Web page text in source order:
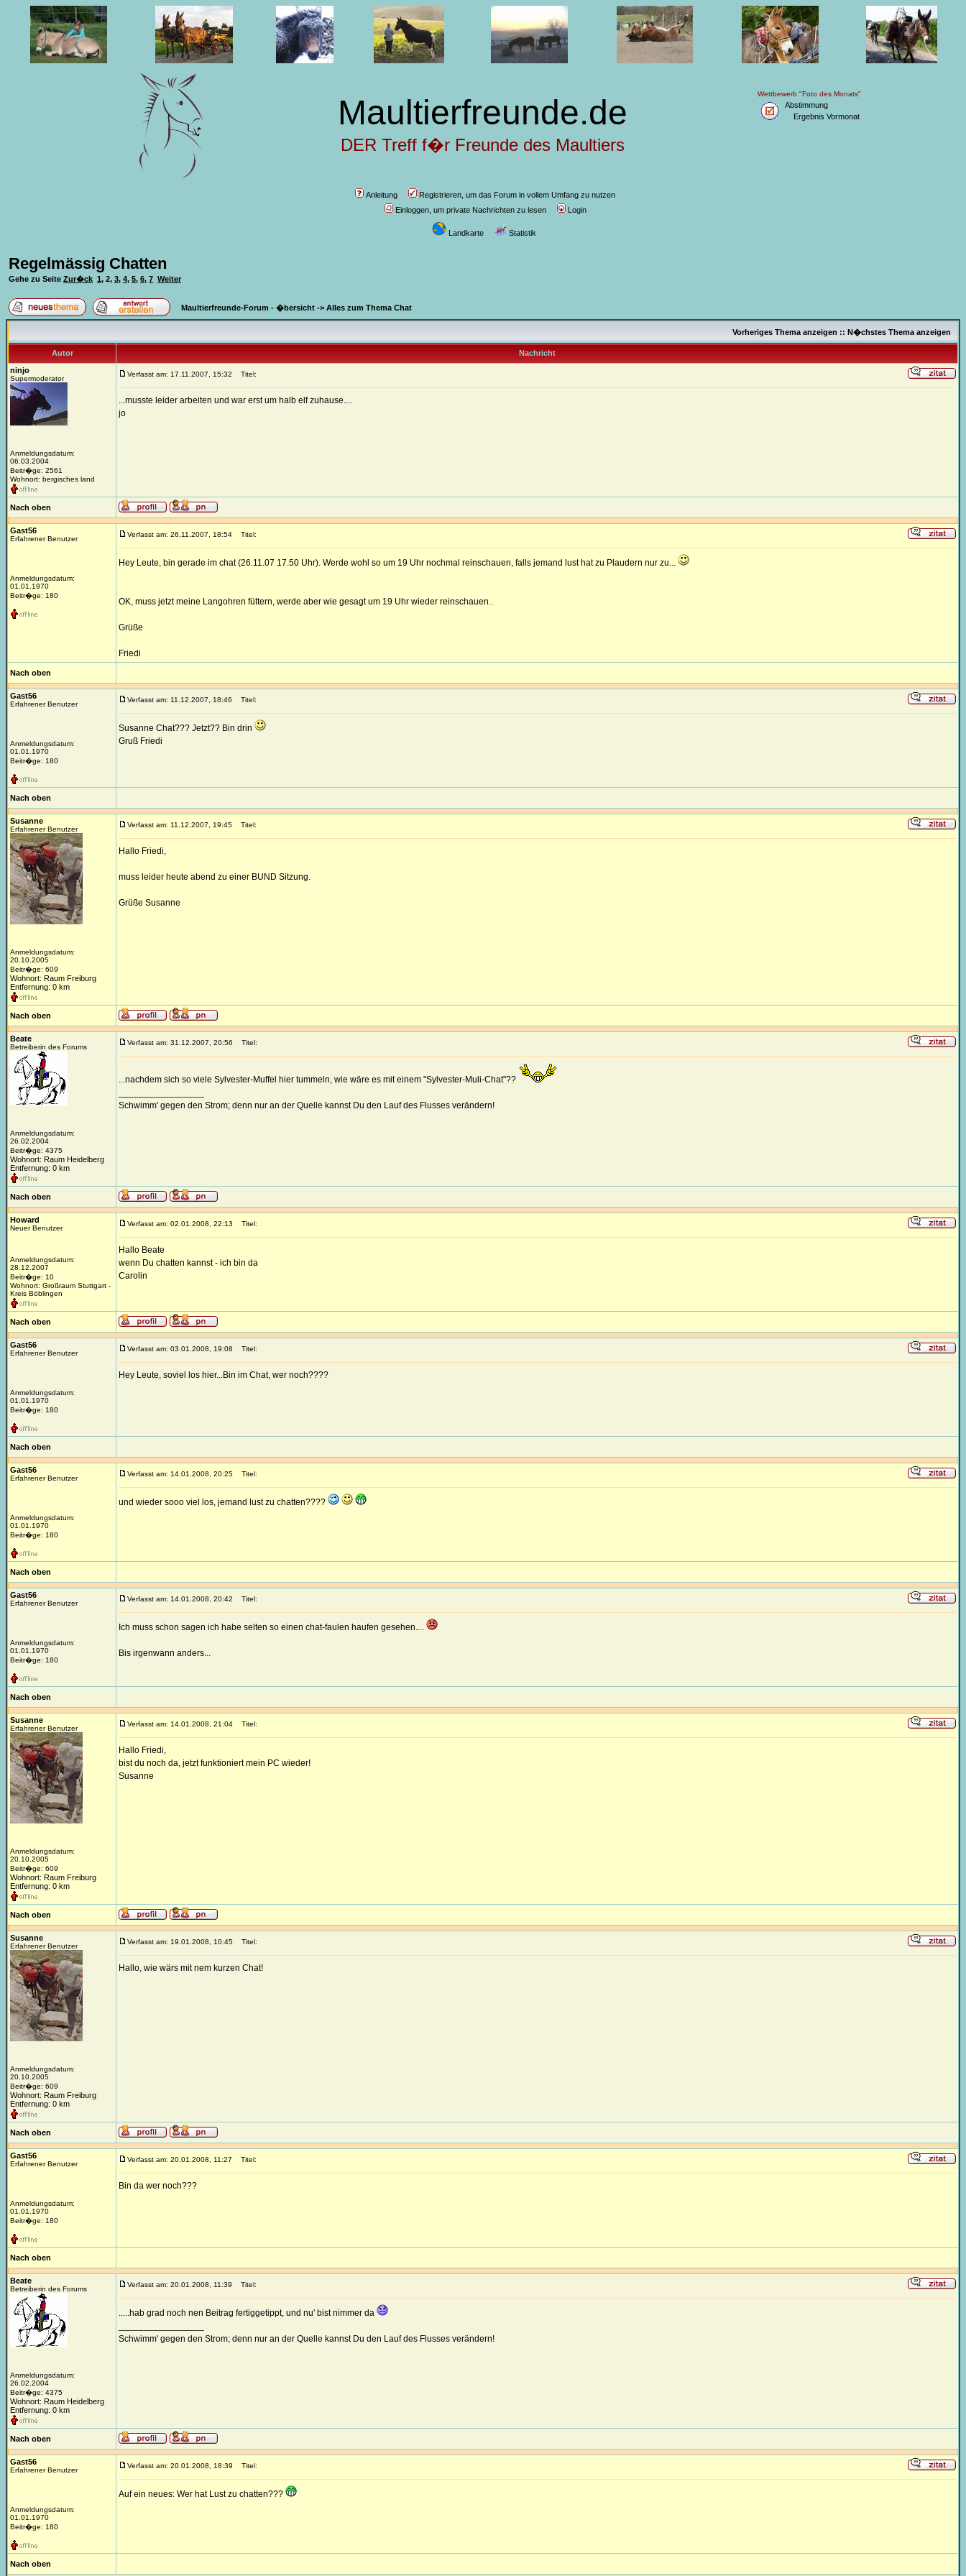
Maultierfreunde.de
DER Treff f�r Freunde des Maultiers
Wettbewerb "Foto des Monats"
Abstimmung
Ergebnis Vormonat
Anleitung
Registrieren, um das Forum in vollem Umfang zu nutzen
Einloggen, um private Nachrichten zu lesen
Login
Landkarte Statistik
Regelmässig Chatten
Gehe zu Seite Zur�ck 1, 2, 3, 4, 5, 6, 7 Weiter
Maultierfreunde-Forum - �bersicht -> Alles zum Thema Chat
Vorheriges Thema anzeigen :: N�chstes Thema anzeigen
Autor
Nachricht
ninjo
Supermoderator
Anmeldungsdatum:
06.03.2004
Beitr�ge: 2561
Wohnort: bergisches land
Verfasst am: 17.11.2007, 15:32 Titel:
...musste leider arbeiten und war erst um halb elf zuhause....
jo
Nach oben
Gast56
Erfahrener Benutzer
Anmeldungsdatum:
01.01.1970
Beitr�ge: 180
Verfasst am: 26.11.2007, 18:54 Titel:
Hey Leute, bin gerade im chat (26.11.07 17.50 Uhr). Werde wohl so um 19 Uhr nochmal reinschauen, falls jemand lust hat zu Plaudern nur zu...
OK, muss jetzt meine Langohren füttern, werde aber wie gesagt um 19 Uhr wieder reinschauen..
Grüße
Friedi
Nach oben
Gast56
Erfahrener Benutzer
Anmeldungsdatum:
01.01.1970
Beitr�ge: 180
Verfasst am: 11.12.2007, 18:46 Titel:
Susanne Chat??? Jetzt?? Bin drin
Gruß Friedi
Nach oben
Susanne
Erfahrener Benutzer
Anmeldungsdatum:
20.10.2005
Beitr�ge: 609
Wohnort: Raum Freiburg
Entfernung: 0 km
Verfasst am: 11.12.2007, 19:45 Titel:
Hallo Friedi,
muss leider heute abend zu einer BUND Sitzung.
Grüße Susanne
Nach oben
Beate
Betreiberin des Forums
Anmeldungsdatum:
26.02.2004
Beitr�ge: 4375
Wohnort: Raum Heidelberg
Entfernung: 0 km
Verfasst am: 31.12.2007, 20:56 Titel:
...nachdem sich so viele Sylvester-Muffel hier tummeln, wie wäre es mit einem "Sylvester-Muli-Chat"??
Schwimm' gegen den Strom; denn nur an der Quelle kannst Du den Lauf des Flusses verändern!
Nach oben
Howard
Neuer Benutzer
Anmeldungsdatum:
28.12.2007
Beitr�ge: 10
Wohnort: Großraum Stuttgart -
Kreis Böblingen
Verfasst am: 02.01.2008, 22:13 Titel:
Hallo Beate
wenn Du chatten kannst - ich bin da
Carolin
Nach oben
Gast56
Erfahrener Benutzer
Anmeldungsdatum:
01.01.1970
Beitr�ge: 180
Verfasst am: 03.01.2008, 19:08 Titel:
Hey Leute, soviel los hier...Bin im Chat, wer noch????
Nach oben
Gast56
Erfahrener Benutzer
Anmeldungsdatum:
01.01.1970
Beitr�ge: 180
Verfasst am: 14.01.2008, 20:25 Titel:
und wieder sooo viel los, jemand lust zu chatten????
Nach oben
Gast56
Erfahrener Benutzer
Anmeldungsdatum:
01.01.1970
Beitr�ge: 180
Verfasst am: 14.01.2008, 20:42 Titel:
Ich muss schon sagen ich habe selten so einen chat-faulen haufen gesehen....
Bis irgenwann anders...
Nach oben
Susanne
Erfahrener Benutzer
Anmeldungsdatum:
20.10.2005
Beitr�ge: 609
Wohnort: Raum Freiburg
Entfernung: 0 km
Verfasst am: 14.01.2008, 21:04 Titel:
Hallo Friedi,
bist du noch da, jetzt funktioniert mein PC wieder!
Susanne
Nach oben
Susanne
Erfahrener Benutzer
Anmeldungsdatum:
20.10.2005
Beitr�ge: 609
Wohnort: Raum Freiburg
Entfernung: 0 km
Verfasst am: 19.01.2008, 10:45 Titel:
Hallo, wie wärs mit nem kurzen Chat!
Nach oben
Gast56
Erfahrener Benutzer
Anmeldungsdatum:
01.01.1970
Beitr�ge: 180
Verfasst am: 20.01.2008, 11:27 Titel:
Bin da wer noch???
Nach oben
Beate
Betreiberin des Forums
Anmeldungsdatum:
26.02.2004
Beitr�ge: 4375
Wohnort: Raum Heidelberg
Entfernung: 0 km
Verfasst am: 20.01.2008, 11:39 Titel:
.....hab grad noch nen Beitrag fertiggetippt, und nu' bist nimmer da
Schwimm' gegen den Strom; denn nur an der Quelle kannst Du den Lauf des Flusses verändern!
Nach oben
Gast56
Erfahrener Benutzer
Anmeldungsdatum:
01.01.1970
Beitr�ge: 180
Verfasst am: 20.01.2008, 18:39 Titel:
Auf ein neues: Wer hat Lust zu chatten???
Nach oben